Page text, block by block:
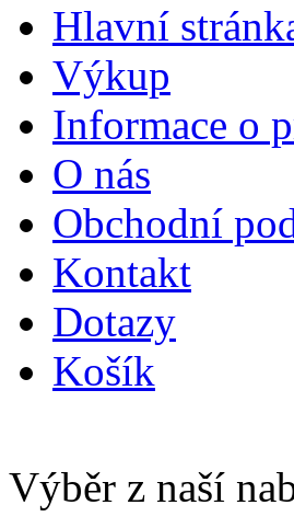
Hlavní
Výkup
Informace o
O nás
Obchodní
Kontakt
Dotazy
Košík
Výběr z naší